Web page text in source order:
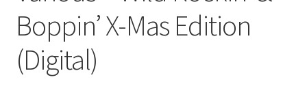
Kontakt
Boppin’ X-Mas Edition
(Digital)